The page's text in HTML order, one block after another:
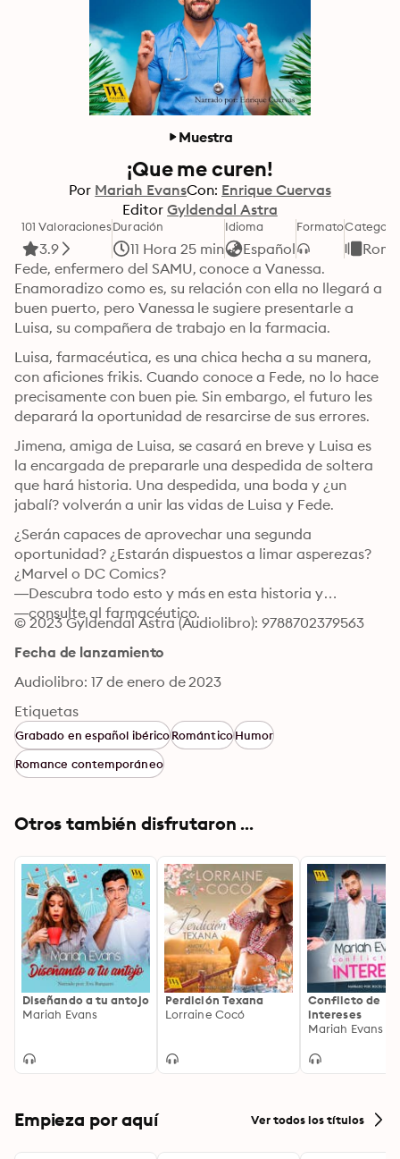
Muestra
¡Que me curen!
Por Mariah EvansCon: Enrique Cuervas
Editor Gyldendal Astra
101 Valoraciones
3.9
Duración
11 Hora 25 min
Idioma
Español
Formato
Fede, enfermero del SAMU, conoce a Vanessa.
Enamoradizo como es, su relación con ella no llegará a
buen puerto, pero Vanessa le sugiere presentarle a
Luisa, su compañera de trabajo en la farmacia.
Luisa, farmacéutica, es una chica hecha a su manera,
con aficiones frikis. Cuando conoce a Fede, no lo hace
precisamente con buen pie. Sin embargo, el futuro les
deparará la oportunidad de resarcirse de sus errores.
Jimena, amiga de Luisa, se casará en breve y Luisa es
la encargada de prepararle una despedida de soltera
que hará historia. Una despedida, una boda y ¿un
jabalí? volverán a unir las vidas de Luisa y Fede.
¿Serán capaces de aprovechar una segunda
oportunidad? ¿Estarán dispuestos a limar asperezas?
¿Marvel o DC Comics?
—Descubra todo esto y más en esta historia y
—consulte al farmacéutico.
© 2023 Gyldendal Astra (Audiolibro): 9788702379563
Fecha de lanzamiento
Audiolibro: 17 de enero de 2023
Etiquetas
Grabado en español ibéricoRománticoHumor
Romance contemporáneo
Otros también disfrutaron ...
Diseñando a tu antojo
Mariah Evans
Perdición Texana
Lorraine Cocó
Conflicto de
intereses
Mariah Evans
Empieza por aquí Ver todos los títulos